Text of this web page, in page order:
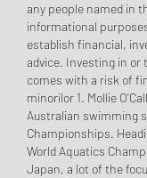
any people named in
informational
establish financial,
advice. Investing in
comes with a risk of
minorilor 1. Mollie
Australian swimming
Championships.
World Aquatics
Japan, a lot of the